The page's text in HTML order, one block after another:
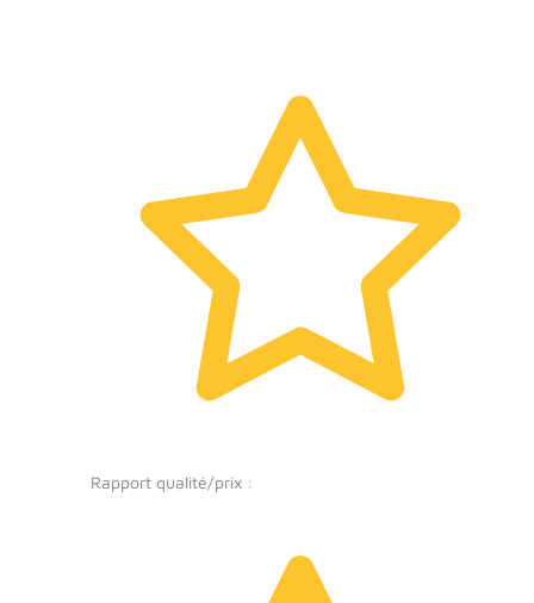
Rapport qualité/prix :